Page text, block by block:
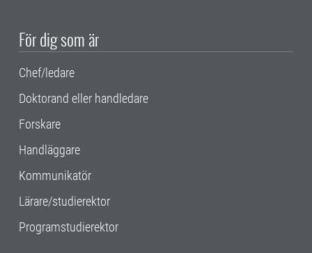
För dig som är
Chef/ledare
Doktorand eller handledare
Forskare
Handläggare
Kommunikatör
Lärare/studierektor
Programstudierektor